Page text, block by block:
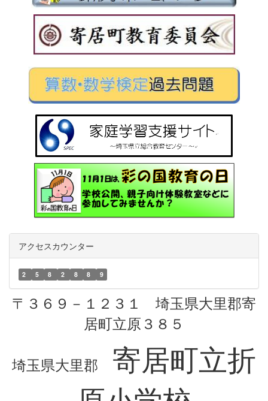
アクセスカウンター
2 5 8 2 8 8 9
〒３６９－１２３１ 埼玉県大里郡寄
居町立原３８５
埼玉県大里郡
寄居町立折